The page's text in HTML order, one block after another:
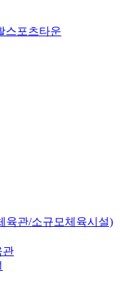
스포츠타운
육관/소규모체육시설)
관